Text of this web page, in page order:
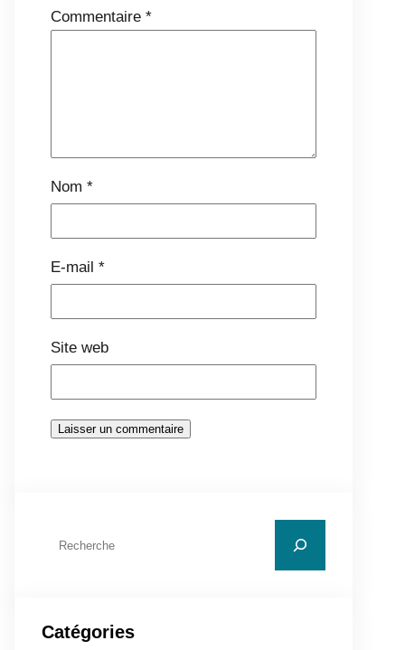
Commentaire *
Nom *
E-mail *
Site web
e
Catégories